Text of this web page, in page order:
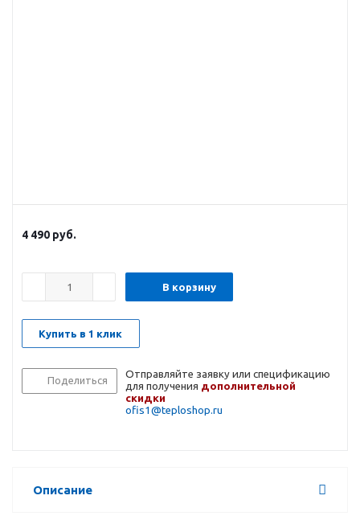
4 490 руб.
В корзину
Купить в 1 клик
Поделиться
Отправляйте заявку или спецификацию
для получения дополнительной
скидки
ofis1@teploshop.ru
Описание